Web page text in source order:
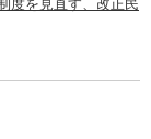
度を見直す、改正民